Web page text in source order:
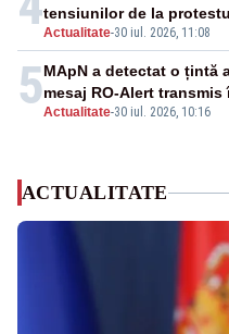
Actualitate-30 iul. 2026, 11:08
tensiunilor de la
5Actualitate-30 iul. 2026, 10:16
MApN a detectat o țintă
mesaj RO-Alert
ACTUALITATE